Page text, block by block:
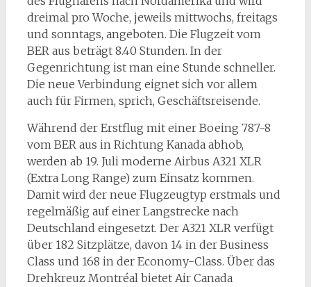
dreimal pro Woche, jeweils mittwochs, freitags
und sonntags, angeboten. Die Flugzeit vom
BER aus beträgt 8.40 Stunden. In der
Gegenrichtung ist man eine Stunde schneller.
Die neue Verbindung eignet sich vor allem
auch für Firmen, sprich, Geschäftsreisende.
Während der Erstflug mit einer Boeing 787-8
vom BER aus in Richtung Kanada abhob,
werden ab 19. Juli moderne Airbus A321 XLR
(Extra Long Range) zum Einsatz kommen.
Damit wird der neue Flugzeugtyp erstmals und
regelmäßig auf einer Langstrecke nach
Deutschland eingesetzt. Der A321 XLR verfügt
über 182 Sitzplätze, davon 14 in der Business
Class und 168 in der Economy-Class. Über das
Drehkreuz Montréal bietet Air Canada